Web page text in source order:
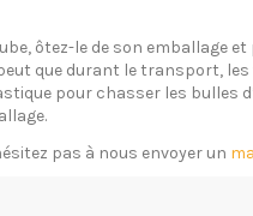
ôtez-le de son
que durant le transport,
pour chasser les bulles
pas à nous envoyer un